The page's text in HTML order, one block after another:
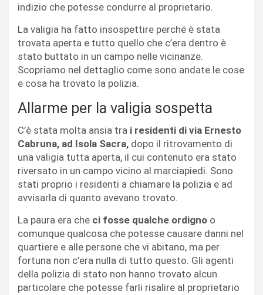
indizio che potesse condurre al proprietario.
La valigia ha fatto insospettire perché è stata
trovata aperta e tutto quello che c’era dentro è
stato buttato in un campo nelle vicinanze.
Scopriamo nel dettaglio come sono andate le cose
e cosa ha trovato la polizia.
Allarme per la valigia sospetta
C’è stata molta ansia tra i residenti di via Ernesto
Cabruna, ad Isola Sacra, dopo il ritrovamento di
una valigia tutta aperta, il cui contenuto era stato
riversato in un campo vicino al marciapiedi. Sono
stati proprio i residenti a chiamare la polizia e ad
avvisarla di quanto avevano trovato.
La paura era che ci fosse qualche ordigno o
comunque qualcosa che potesse causare danni nel
quartiere e alle persone che vi abitano, ma per
fortuna non c’era nulla di tutto questo. Gli agenti
della polizia di stato non hanno trovato alcun
particolare che potesse farli risalire al proprietario